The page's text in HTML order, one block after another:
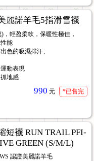
美麗諾羊毛5指滑雪襪
，輕盈柔軟，保暖性極佳，
能
色的吸濕排汗、
動表現
地感
990 元 *已售完
短襪 RUN TRAIL PFI-
GREEN (S/M/L)
認證美麗諾羊毛